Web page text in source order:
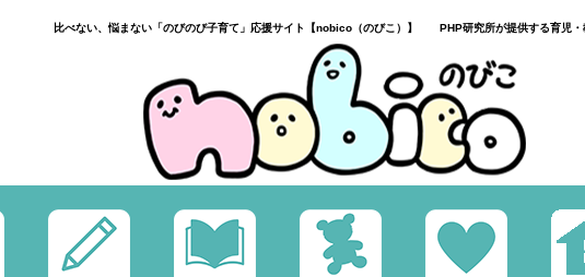
比べない、悩まない「のびのび子育て」応援サイト【nobico（のびこ）】 PHP研究所が提供する育児・